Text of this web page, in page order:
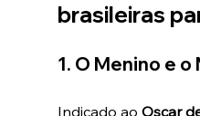
brasileiras
1. O Menino e
Indicado ao Oscar